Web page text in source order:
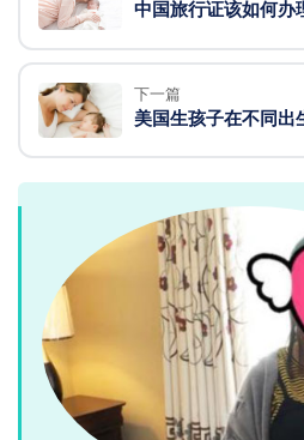
中国旅行证该如何办
下一篇
美国生孩子在不同出